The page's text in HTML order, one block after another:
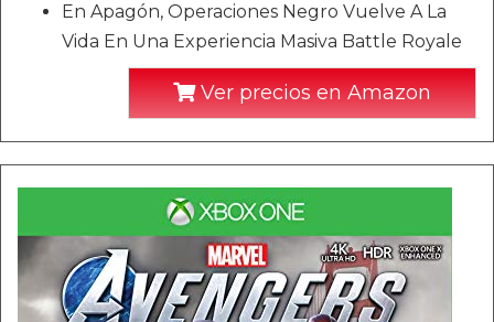
En Apagón, Operaciones Negro Vuelve A La
Vida En Una Experiencia Masiva Battle Royale
Ver precios en Amazon